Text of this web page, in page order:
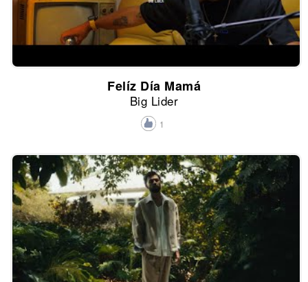
Felíz Día Mamá
Big Lider
1